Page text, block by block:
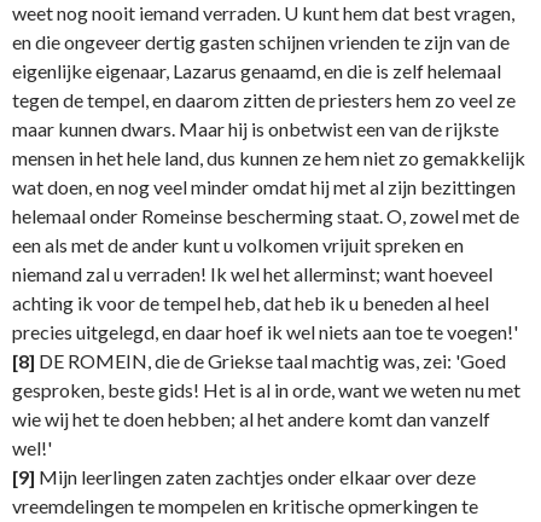
weet nog nooit iemand verraden. U kunt hem dat best vragen,
en die ongeveer dertig gasten schijnen vrienden te zijn van de
eigenlijke eigenaar, Lazarus genaamd, en die is zelf helemaal
tegen de tempel, en daarom zitten de priesters hem zo veel ze
maar kunnen dwars. Maar hij is onbetwist een van de rijkste
mensen in het hele land, dus kunnen ze hem niet zo gemakkelijk
wat doen, en nog veel minder omdat hij met al zijn bezittingen
helemaal onder Romeinse bescherming staat. O, zowel met de
een als met de ander kunt u volkomen vrijuit spreken en
niemand zal u verraden! Ik wel het allerminst; want hoeveel
achting ik voor de tempel heb, dat heb ik u beneden al heel
precies uitgelegd, en daar hoef ik wel niets aan toe te voegen!'
[8] DE ROMEIN, die de Griekse taal machtig was, zei: 'Goed
gesproken, beste gids! Het is al in orde, want we weten nu met
wie wij het te doen hebben; al het andere komt dan vanzelf
wel!'
[9] Mijn leerlingen zaten zachtjes onder elkaar over deze
vreemdelingen te mompelen en kritische opmerkingen te